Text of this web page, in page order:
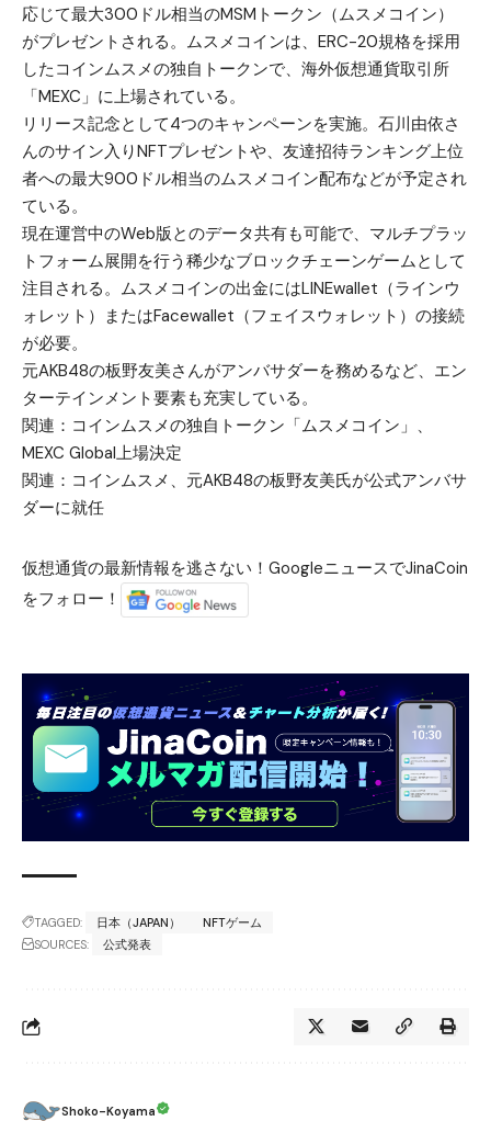
応じて最大300ドル相当のMSMトークン（ムスメコイン）
がプレゼントされる。ムスメコインは、ERC-20規格を採用
したコインムスメの独自トークンで、海外仮想通貨取引所
「MEXC」に上場されている。
リリース記念として4つのキャンペーンを実施。石川由依さ
んのサイン入りNFTプレゼントや、友達招待ランキング上位
者への最大900ドル相当のムスメコイン配布などが予定され
ている。
現在運営中のWeb版とのデータ共有も可能で、マルチプラッ
トフォーム展開を行う稀少なブロックチェーンゲームとして
注目される。ムスメコインの出金にはLINEwallet（ラインウ
ォレット）またはFacewallet（フェイスウォレット）の接続
が必要。
元AKB48の板野友美さんがアンバサダーを務めるなど、エン
ターテインメント要素も充実している。
関連： コインムスメの独自トークン「ムスメコイン」、
MEXC Global上場決定
関連： コインムスメ、元AKB48の板野友美氏が公式アンバサ
ダーに就任
仮想通貨の最新情報を逃さない！GoogleニュースでJinaCoin
をフォロー！
TAGGED: 日本（JAPAN）
NFTゲーム
SOURCES:
公式発表
Shoko-Koyama